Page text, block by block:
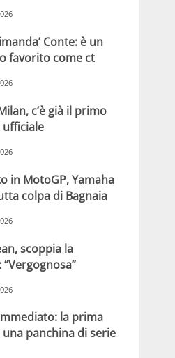
Conte: è un
favorito come ct
c’è già il primo
in MotoGP, Yamaha
colpa di Bagnaia
scoppia la
la prima
panchina di serie